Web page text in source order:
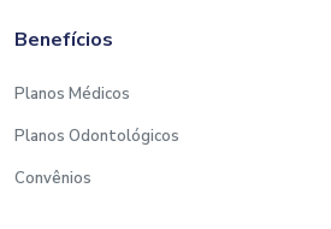
Benefícios
Planos Médicos
Planos Odontológicos
Convênios